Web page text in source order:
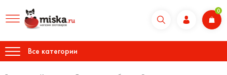
0
Все категории